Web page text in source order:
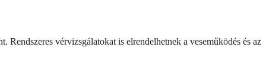
vérvizsgálatokat is elrendelhetnek a veseműködés és az